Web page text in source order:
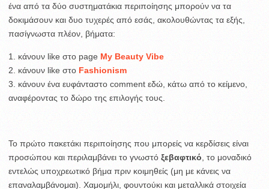
ένα από τα δύο συστηματάκια περιποίησης μπορούν να τα
δοκιμάσουν και δυο τυχερές από εσάς, ακολουθώντας τα εξής,
πασίγνωστα πλέον, βήματα:
1. κάνουν like στο page My Beauty Vibe
2. κάνουν like στο Fashionism
3. κάνουν ένα ευφάνταστο comment εδώ, κάτω από το κείμενο,
αναφέροντας το δώρο της επιλογής τους.
Το πρώτο πακετάκι περιποίησης που μπορείς να κερδίσεις είναι
προσώπου και περιλαμβάνει το γνωστό ξεβαφτικό , το μοναδικό
εντελώς υποχρεωτικό βήμα πριν κοιμηθείς (μη με κάνεις να
επαναλαμβάνομαι). Χαμομήλι, φουντούκι και μεταλλικά στοιχεία